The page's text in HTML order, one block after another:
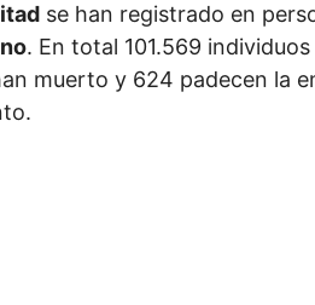
se han registrado en
. En total 101.569
muerto y 624 padecen la